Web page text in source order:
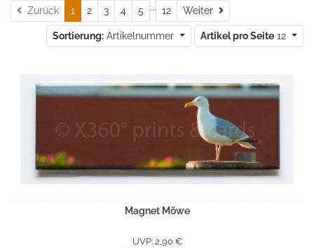
Zurück 1 2 3 4 5 ... 12 Weiter Weiter
Sortierung: Artikelnummer Artikel pro Seite 12
Magnet Möwe
UVP: 2,90 €